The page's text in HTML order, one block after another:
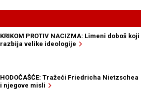
KRIKOM PROTIV NACIZMA: Limeni doboš koji
razbija velike ideologije
HODOČAŠĆE: Tražeći Friedricha Nietzschea
i njegove misli